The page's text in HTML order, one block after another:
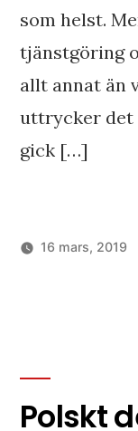
som helst.
tjänstgöring
allt annat än
uttrycker det
gick […]
16 mars, 2019
Polskt